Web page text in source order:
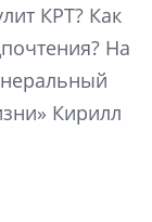
КРТ? Как
На
Кирилл